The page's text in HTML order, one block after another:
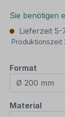
Sie benötigen
Lieferzeit 5-
Produktionszeit
Format
Material